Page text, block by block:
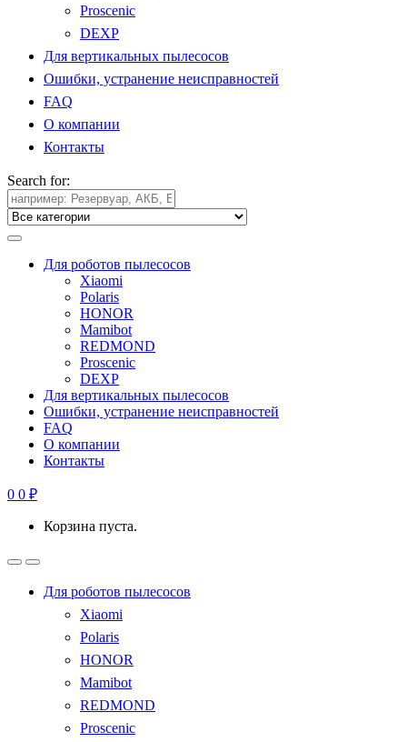
Proscenic
DEXP
Для вертикальных пылесосов
Ошибки, устранение неисправностей
FAQ
О компании
Контакты
Search for:
Для роботов пылесосов
Xiaomi
Polaris
HONOR
Mamibot
REDMOND
Proscenic
DEXP
Для вертикальных пылесосов
Ошибки, устранение неисправностей
FAQ
О компании
Контакты
0 0 ₽
Корзина пуста.
Для роботов пылесосов
Xiaomi
Polaris
HONOR
Mamibot
REDMOND
Proscenic